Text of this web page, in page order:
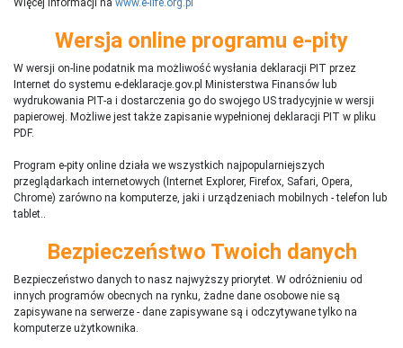
Wersja online programu e-pity
W wersji on-line podatnik ma możliwość wysłania deklaracji PIT przez
Internet do systemu e-deklaracje.gov.pl Ministerstwa Finansów lub
wydrukowania PIT-a i dostarczenia go do swojego US tradycyjnie w wersji
papierowej. Możliwe jest także zapisanie wypełnionej deklaracji PIT w pliku
PDF.
Program e-pity online działa we wszystkich najpopularniejszych
przeglądarkach internetowych (Internet Explorer, Firefox, Safari, Opera,
Chrome) zarówno na komputerze, jaki i urządzeniach mobilnych - telefon lub
tablet..
Bezpieczeństwo Twoich danych
Bezpieczeństwo danych to nasz najwyższy priorytet. W odróżnieniu od
innych programów obecnych na rynku, żadne dane osobowe nie są
zapisywane na serwerze - dane zapisywane są i odczytywane tylko na
komputerze użytkownika.